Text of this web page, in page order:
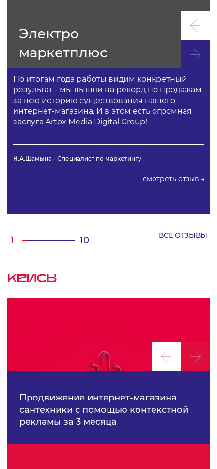
1 / 10
Электро
маркетплюс
По итогам года работы видим конкретный
результат - мы вышли на рекорд по продажам
за всю историю существования нашего
интернет-магазина. И в этом есть огромная
заслуга Artox Media Digital Group!
Н.А.Шамына - Специалист по маркетингу
смотреть отзыв →
ВСЕ ОТЗЫВЫ
КЕЙСЫ
Продвижение интернет-магазина
сантехники с помощью контекстной
рекламы за 3 месяца